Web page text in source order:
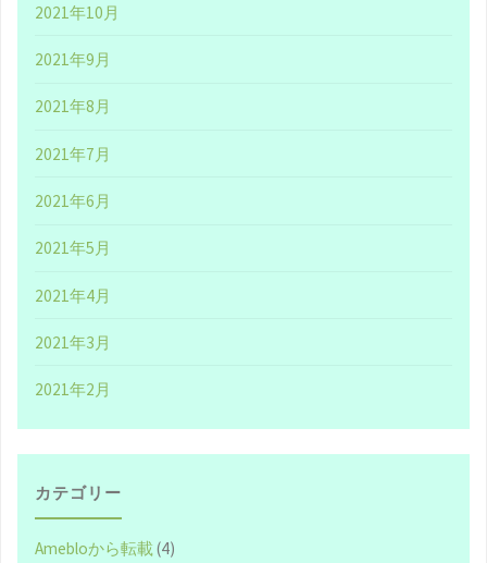
2021年10月
2021年9月
2021年8月
2021年7月
2021年6月
2021年5月
2021年4月
2021年3月
2021年2月
カテゴリー
Amebloから転載(4)